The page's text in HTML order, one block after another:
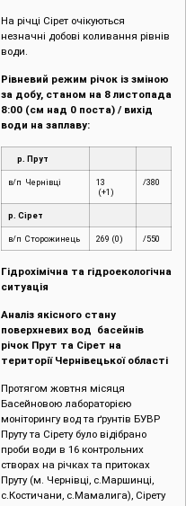
На річці Сірет очікуються
незначні добові коливання рівнів
води.
Рівневий режим річок із зміною
за добу, станом на 8 листопада
8:00 (см над 0 поста) / вихід
води на заплаву:
р. Прут
в/п Чернівці
13
(+1)
/380
р. Сірет
в/п Сторожинець 269 (0) /550
Гідрохімічна та гідроекологічна
ситуація
Аналіз якісного стану
поверхневих вод басейнів
річок Прут та Сірет на
території Чернівецької області
Протягом жовтня місяця
Басейновою лабораторією
моніторингу вод та ґрунтів БУВР
Пруту та Сірету було відібрано
проби води в 16 контрольних
створах на річках та притоках
Пруту (м. Чернівці, c.Маршинці,
с.Костичани, с.Мамалига), Сірету